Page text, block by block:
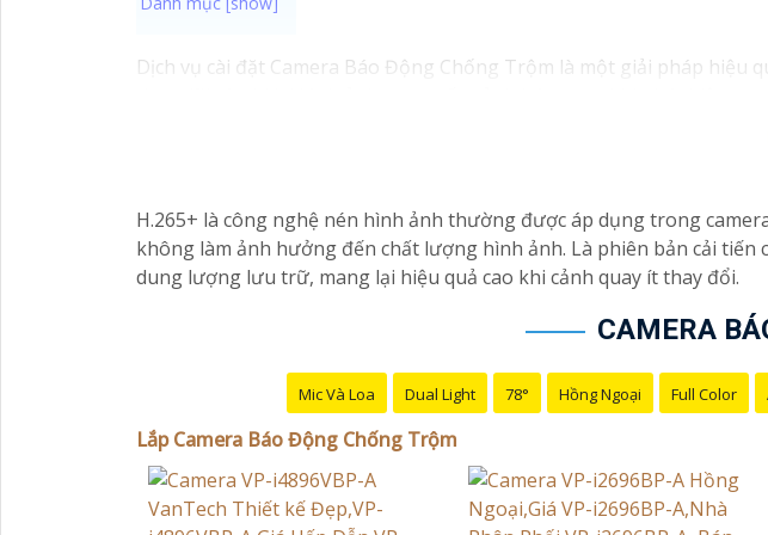
Dịch vụ cài đặt Camera Báo Động Chống Trộm là một giải pháp hiệu
theo dõi và ghi lại hình ảnh, cung cấp cảnh báo ngay khi phát hiện
Nếu bạn quan tâm đến việc lắp đặt Camera Báo Động Chống Trộm,
an ninh chuyên nghiệp địa phương. Bạn cũng có thể tìm hiểu về các
Báo Động Chống Trộm.
H.265+ là công nghệ nén hình ảnh thường được áp dụng trong
không làm ảnh hưởng đến chất lượng hình ảnh. Là phiên bản cải
dung lượng lưu trữ, mang lại hiệu quả cao khi cảnh quay ít thay đổi.
CAMERA
Mic Và Loa Dual Light 78° Hồng Ngoại Full Color
Lắp Camera Báo Động Chống Trộm